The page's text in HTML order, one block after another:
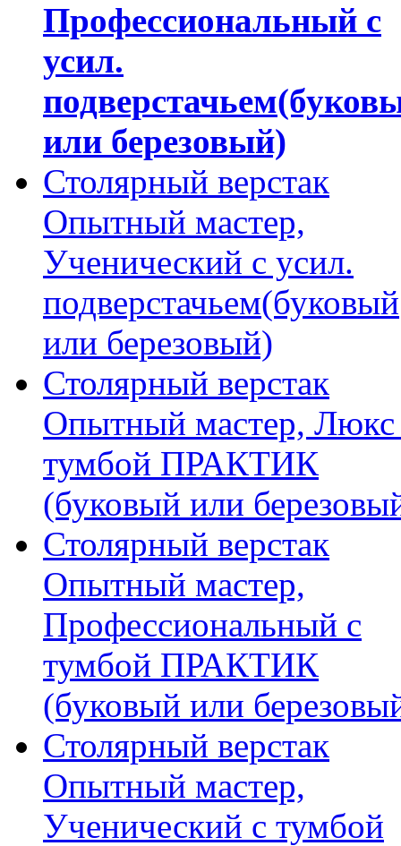
Профессиональный с
усил.
или березовый)
Столярный верстак
Опытный мастер,
Ученический с усил.
подверстачьем(буковый
или березовый)
Столярный верстак
Опытный мастер, Люкс
тумбой ПРАКТИК
(буковый или
Столярный верстак
Опытный мастер,
Профессиональный с
тумбой ПРАКТИК
(буковый или
Столярный верстак
Опытный мастер,
Ученический с тумбой